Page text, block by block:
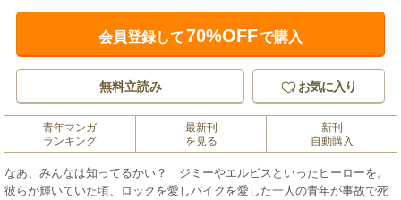
会員登録して70%OFFで購入
無料立読み お気に入り
青年マンガ
ランキング
最新刊
を見る
新刊
自動購入
なあ、みんなは知ってるかい？ ジミーやエルビスといったヒーローを。
彼らが輝いていた頃、ロックを愛しバイクを愛した一人の青年が事故で死